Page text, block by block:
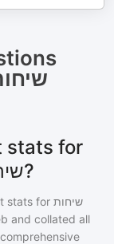
stats for
שיחות על אירועים ומה שביניהם?
stats for שיחות
and collated all